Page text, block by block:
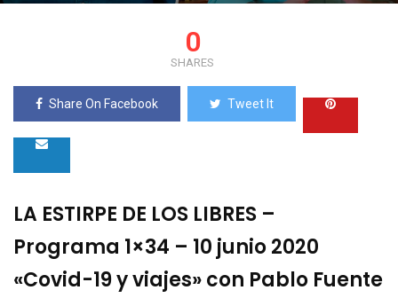
0
SHARES
Share On Facebook Tweet It
LA ESTIRPE DE LOS LIBRES –
Programa 1×34 – 10 junio 2020
«Covid-19 y viajes» con Pablo Fuente